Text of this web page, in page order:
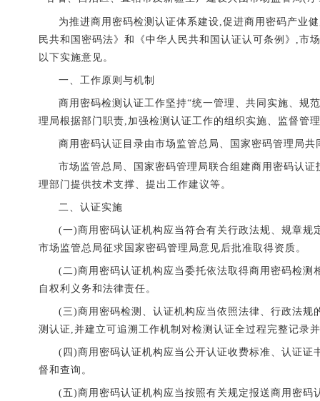
为推进商用密码检测认证体系建设,促进商用密码产业
民共和国密码法》和《中华人民共和国认证认可条例》,市
以下实施意见。
一、工作原则与机制
商用密码检测认证工作坚持“统一管理、共同实施、规
理局根据部门职责,加强检测认证工作的组织实施、监督管
商用密码认证目录由市场监管总局、国家密码管理局
市场监管总局、国家密码管理局联合组建商用密码认
理部门提供技术支撑、提出工作建议等。
二、认证实施
(一)商用密码认证机构应当符合有关行政法规、规章
市场监管总局征求国家密码管理局意见后批准取得资质。
(二)商用密码认证机构应当委托依法取得商用密码检
自权利义务和法律责任。
(三)商用密码检测、认证机构应当 依照法律、行政法规
测认证,并建立可追溯工作机制对检测认证全过程完整记录
(四)商用密码认证机构应当公开认证收费标准、 认证证
督和查询。
(五)商用密码认证机构应当按照有关规定报送商用密码